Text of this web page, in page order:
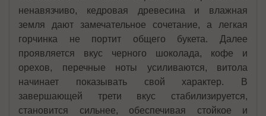
ненавязчиво, кедровая древесина и влажная
земля дают замечательное сочетание, а легкая
горчинка не портит общего букета. Далее
проявляется вкус черного шоколада, кофе и
орехов, перечные ноты усиливаются, витола
начинает показывать свой характер. В
завершающей трети вкус стабилизируется,
становится сильнее, обеспечивая стойкое и